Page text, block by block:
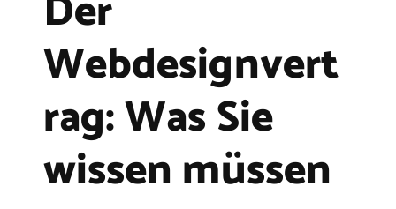
Webdesignvert
rag: Was Sie
wissen müssen